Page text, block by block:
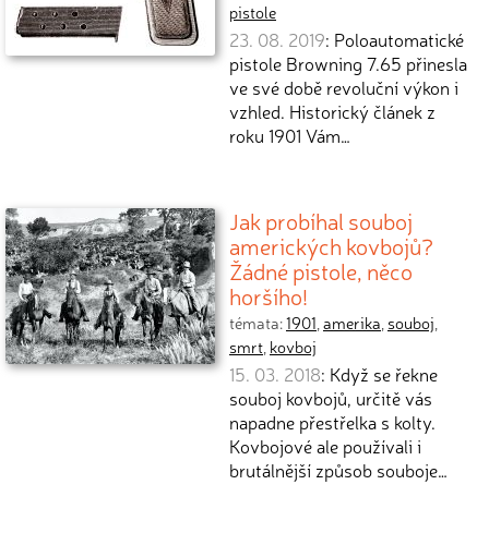
pistole
23. 08. 2019: Poloautomatické
pistole Browning 7.65 přinesla
ve své době revoluční výkon i
vzhled. Historický článek z
roku 1901 Vám…
Jak probíhal souboj
amerických kovbojů?
Žádné pistole, něco
horšího!
témata:1901,amerika, souboj,
smrt, kovboj
15. 03. 2018: Když se řekne
souboj kovbojů, určitě vás
napadne přestřelka s kolty.
Kovbojové ale používali i
brutálnější způsob souboje…